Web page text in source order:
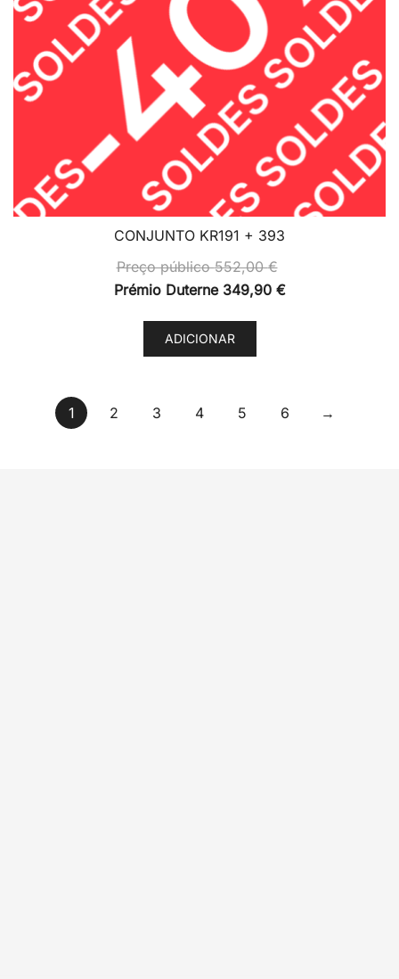
CONJUNTO KR191 + 393
Preço público552,00€
Prémio Duterne 349,90 €
ADICIONAR
1 2 3 4 5 6 →